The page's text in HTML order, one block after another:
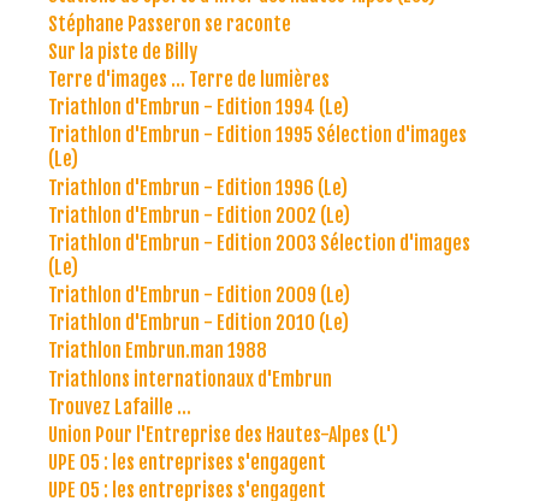
Stéphane Passeron se raconte
Sur la piste de Billy
Terre d'images ... Terre de lumières
Triathlon d'Embrun - Edition 1994 (Le)
Triathlon d'Embrun - Edition 1995 Sélection d'images
(Le)
Triathlon d'Embrun - Edition 1996 (Le)
Triathlon d'Embrun - Edition 2002 (Le)
Triathlon d'Embrun - Edition 2003 Sélection d'images
(Le)
Triathlon d'Embrun - Edition 2009 (Le)
Triathlon d'Embrun - Edition 2010 (Le)
Triathlon Embrun.man 1988
Triathlons internationaux d'Embrun
Trouvez Lafaille ...
Union Pour l'Entreprise des Hautes-Alpes (L')
UPE 05 : les entreprises s'engagent
UPE 05 : les entreprises s'engagent